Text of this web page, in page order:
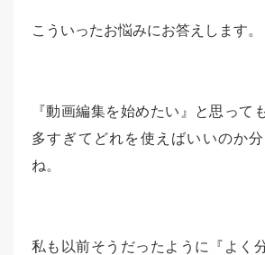
こういったお悩みにお答えします。
『動画編集を始めたい』と思って
多すぎてどれを使えばいいのか
ね。
私も以前そうだったように『よく